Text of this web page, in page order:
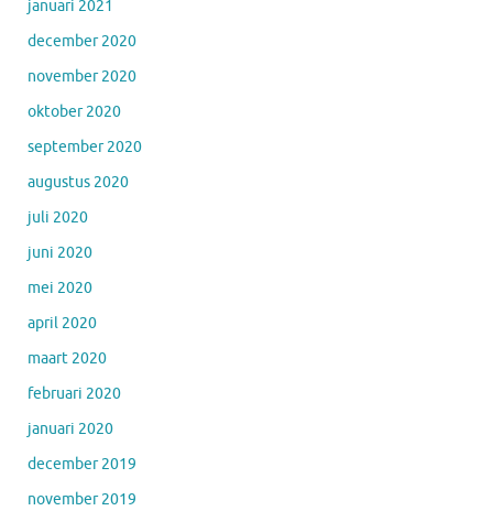
januari 2021
december 2020
november 2020
oktober 2020
september 2020
augustus 2020
juli 2020
juni 2020
mei 2020
april 2020
maart 2020
februari 2020
januari 2020
december 2019
november 2019